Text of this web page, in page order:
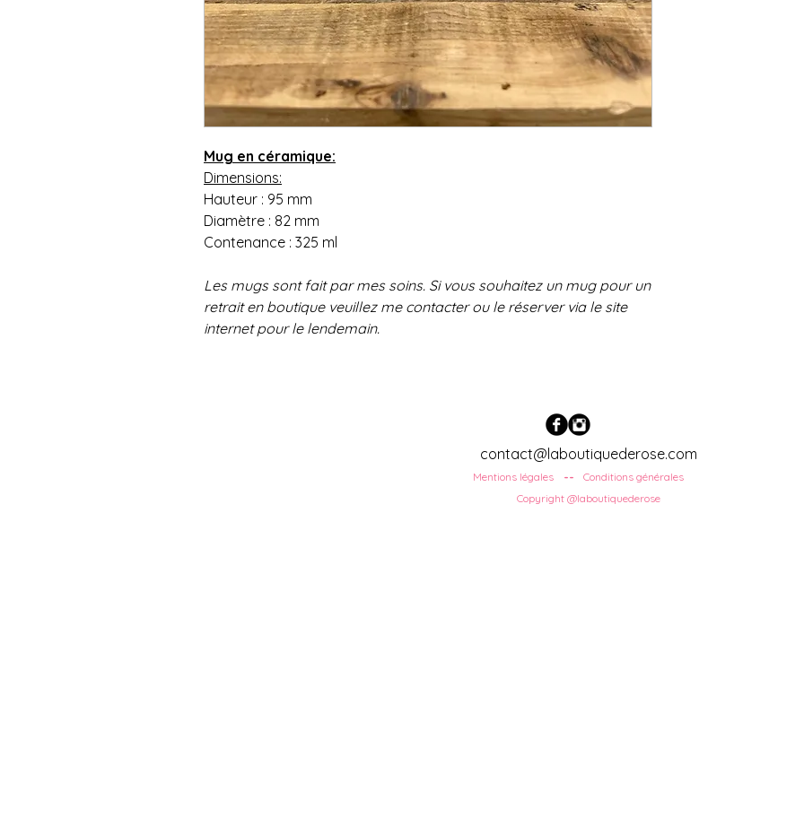
Mug en céramique:
Dimensions:
Hauteur : 95 mm
Diamètre : 82 mm
Contenance : 325 ml
Les mugs sont fait par mes soins. Si vous souhaitez un mug pour un
retrait en boutique veuillez me contacter ou le réserver via le site
internet pour le lendemain.
contact@laboutiquederose.com
Mentions légales Conditions générales
--
Copyright @laboutiquederose